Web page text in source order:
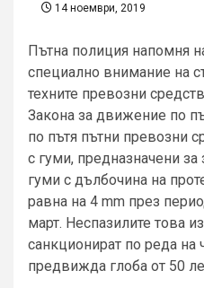
14 ноември, 2019
Пътна полиция напомня
специално внимание на
техните превозни
Закона за движение по
по пътя пътни превозни
с гуми, предназначени
гуми с дълбочина на
равна на 4 mm през
март. Неспазилите това
санкционират по реда на
предвижда глоба от 50